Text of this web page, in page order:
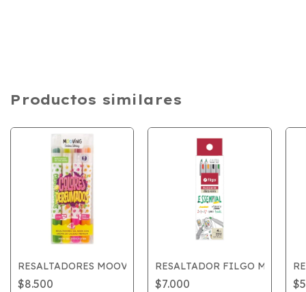
Productos similares
DOBLE GALAXI
RESALTADORES MOOVING PERFUMADOS x4
$8.500
RESALTADOR FILGO
$7.000